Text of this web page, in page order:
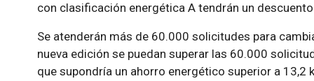
con clasificación energética A tendrán un
Se atenderán más de 60.000 solicitudes para
nueva edición se puedan superar las 60.000
que supondría un ahorro energético superior a